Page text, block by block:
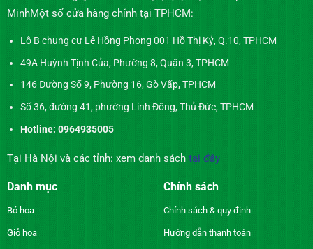
MinhMột số cửa hàng chính tại TPHCM:
Lô B chung cư Lê Hồng Phong 001 Hồ Thị Kỷ, Q.10, TPHCM
49A Huỳnh Tịnh Của, Phường 8, Quận 3, TPHCM
146 Đường Số 9, Phường 16, Gò Vấp, TPHCM
Số 36, đường 41, phường Linh Đông, Thủ Đức, TPHCM
Hotline: 0964935005
Tại Hà Nội và các tỉnh: xem danh sách tại đây
Danh mục
Bó hoa
Giỏ hoa
Chính sách
Chính sách & quy định
Hướng dẫn thanh toán